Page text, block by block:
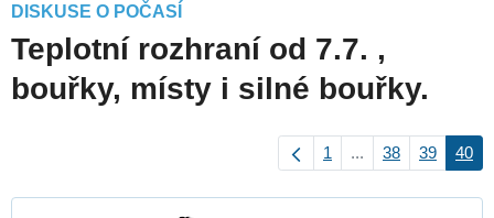
DISKUSE O POČASÍ
Teplotní rozhraní od 7.7. ,
bouřky, místy i silné bouřky.
1 ... 38 39 40